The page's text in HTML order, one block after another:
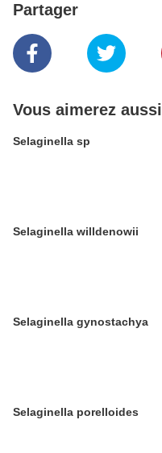
Partager
Vous aimerez aussi
Selaginella sp
Selaginella willdenowii
Selaginella gynostachya
Selaginella porelloides